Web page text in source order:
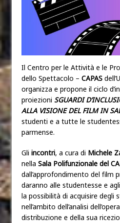
Il Centro per le Attività e le
dello Spettacolo – CAPAS
organizza e propone il ciclo
proiezioni SGUARDI
ALLA VISIONE DEL FILM IN
studenti e a tutte le
parmense.
Gli incontri, a cura di Michele
nella Sala Polifunzionale del
dall’approfondimento del film
daranno alle studentesse e
la possibilità di acquisire degli
nell’ambito dell’analisi
distribuzione e della sua